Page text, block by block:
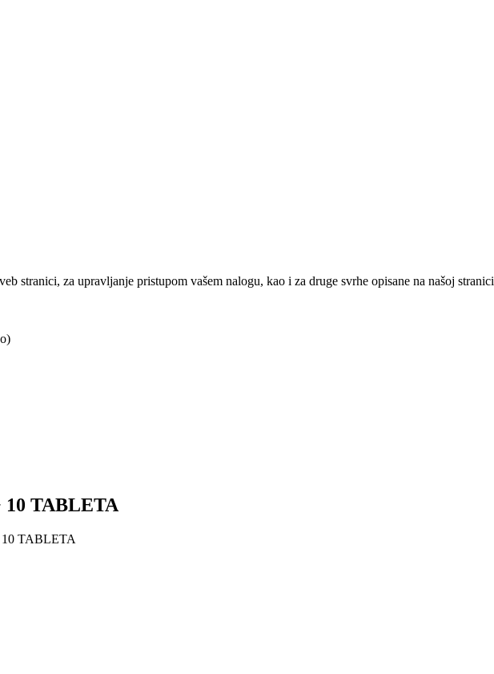
stranici, za upravljanje pristupom vašem nalogu, kao i za druge svrhe opisane na našoj stranici
TABLETA
TABLETA